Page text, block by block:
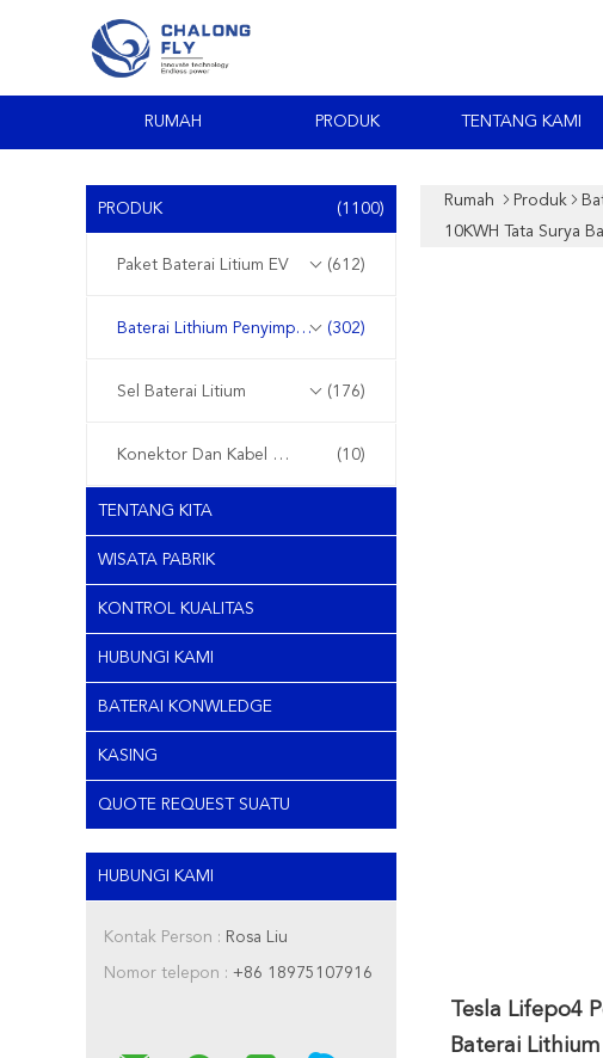
RUMAH PRODUK TENTANG KAMI
PRODUK (1100)
Paket Baterai Litium EV (612)
Baterai Lithium Penyimpanan Energi (302)
Sel Baterai Litium (176)
Konektor Dan Kabel Gelang (10)
TENTANG KITA
WISATA PABRIK
KONTROL KUALITAS
HUBUNGI KAMI
BATERAI KONWLEDGE
KASING
QUOTE REQUEST SUATU
HUBUNGI KAMI
Kontak Person : Rosa Liu
Nomor telepon : +86 18975107916
Rumah Produk
10KWH Tata Surya
Tesla Lifepo4
Baterai